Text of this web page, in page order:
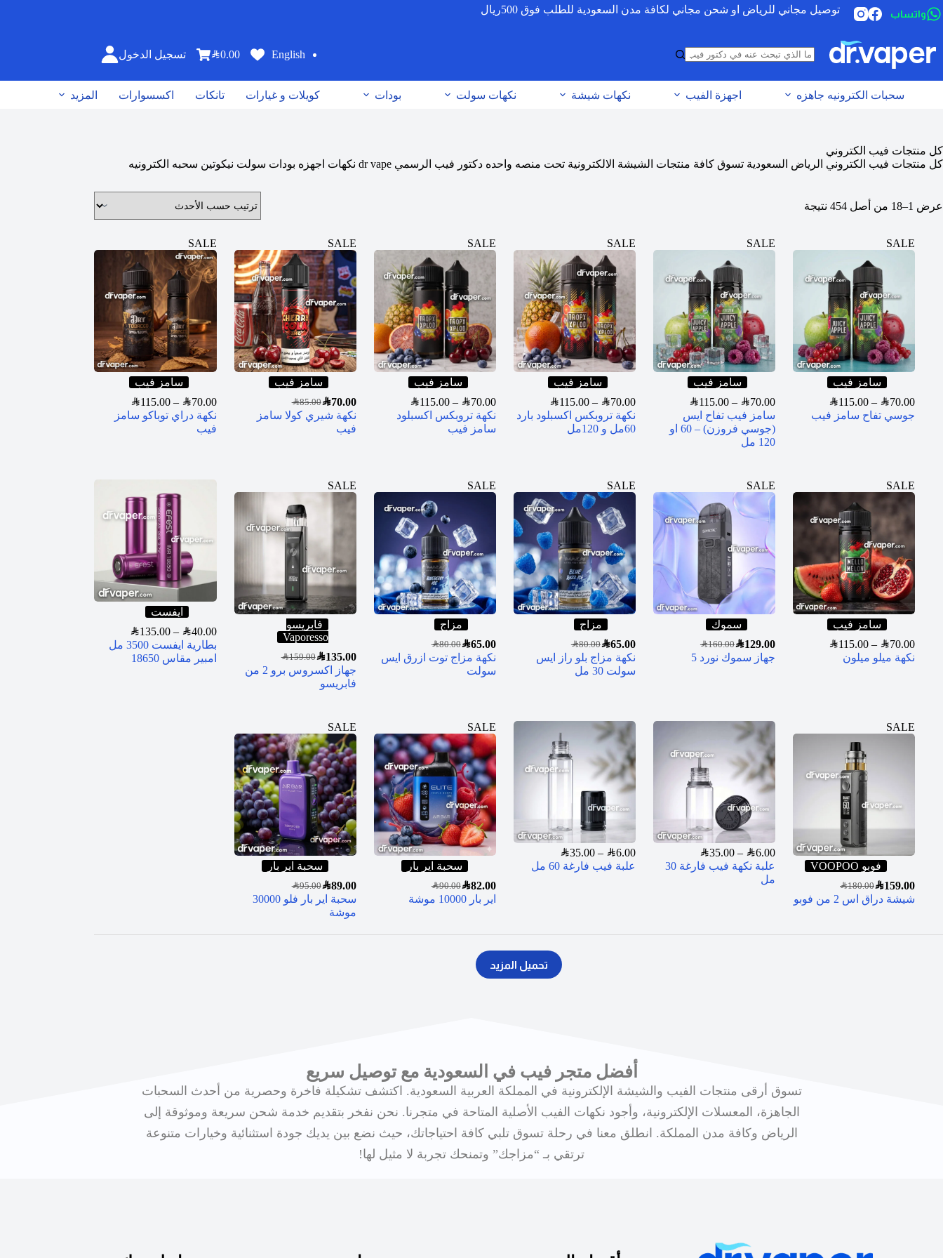
واتساب توصيل مجاني للرياض او شحن مجاني لكافة مدن السعودية للطلب فوق 500ريال
English
SAR0.00 تسجيل الدخول
سحبات الكترونيه جاهزه اجهزة الفيب نكهات شيشة نكهات سولت بودات كويلات و غيارات تانكات اكسسوارات المزيد
كل منتجات فيب الكتروني
كل منتجات فيب الكتروني الرياض السعودية تسوق كافة منتجات الشيشة الالكترونية تحت منصه واحده دكتور فيب الرسمي dr vape نكهات اجهزه بودات سولت نيكوتين سحبه الكترونيه
عرض 1–18 من أصل 454 نتيجة
SALE
سامز فيب
SAR70.00
–
SAR115.00
جوسي تفاح سامز فيب
SALE
سامز فيب
SAR70.00
–
SAR115.00
سامز فيب تفاح ايس
(جوسي فروزن) – 60 او
120 مل
SALE
سامز فيب
SAR70.00
–
SAR115.00
نكهة تروبكس اكسبلود بارد
60مل و 120مل
SALE
سامز فيب
SAR70.00
–
SAR115.00
نكهة تروبكس اكسبلود
سامز فيب
SALE
سامز فيب
SAR85.00SAR70.00
نكهة شيري كولا سامز
فيب
SALE
سامز فيب
SAR70.00
–
SAR115.00
نكهة دراي توباكو سامز
فيب
SALE
سامز فيب
SAR70.00
–
SAR115.00
نكهة ميلو ميلون
SALE
سموك
SAR160.00SAR129.00
جهاز سموك نورد 5
SALE
مزاج
SAR80.00SAR65.00
نكهة مزاج بلو راز ايس
سولت 30 مل
SALE
مزاج
SAR80.00SAR65.00
نكهة مزاج توت ازرق ايس
سولت
SALE
فابريسو
Vaporesso
SAR159.00SAR135.00
جهاز اكسروس برو 2 من
فابريسو
ايفست
SAR40.00
–
SAR135.00
بطارية ايفست 3500 مل
امبير مقاس 18650
SALE
فوبو VOOPOO
SAR180.00SAR159.00
شيشة دراق اس 2 من فوبو
SAR6.00
–
SAR35.00
علبة نكهة فيب فارغة 30
مل
SAR6.00
–
SAR35.00
علبة فيب فارغة 60 مل
SALE
سحبة اير بار
SAR90.00SAR82.00
اير بار 10000 موشة
SALE
سحبة اير بار
SAR95.00SAR89.00
سحبة اير بار فلو 30000
موشة
تحميل المزيد
أفضل متجر فيب في السعودية مع توصيل سريع
تسوق أرقى منتجات الفيب والشيشة الإلكترونية في المملكة العربية السعودية. اكتشف تشكيلة فاخرة وحصرية من أحدث السحبات
الجاهزة، المعسلات الإلكترونية، وأجود نكهات الفيب الأصلية المتاحة في متجرنا. نحن نفخر بتقديم خدمة شحن سريعة وموثوقة إلى
الرياض وكافة مدن المملكة. انطلق معنا في رحلة تسوق تلبي كافة احتياجاتك، حيث نضع بين يديك جودة استثنائية وخيارات متنوعة
ترتقي بـ “مزاجك” وتمنحك تجربة لا مثيل لها!